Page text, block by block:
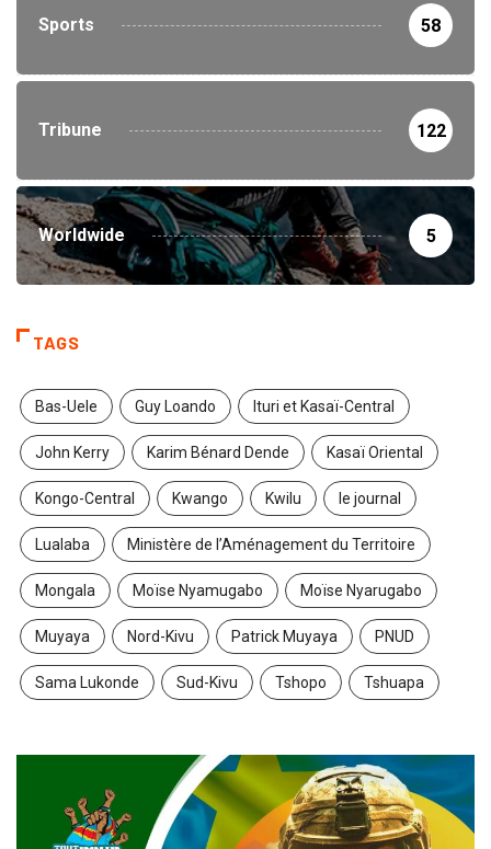
Sports 58
Tribune 122
Worldwide 5
TAGS
Bas-Uele Guy Loando Ituri et Kasaï-Central
John Kerry Karim Bénard Dende Kasaï Oriental
Kongo-Central Kwango Kwilu le journal
Lualaba Ministère de l’Aménagement du Territoire
Mongala Moïse Nyamugabo Moïse Nyarugabo
Muyaya Nord-Kivu Patrick Muyaya PNUD
Sama Lukonde Sud-Kivu Tshopo Tshuapa